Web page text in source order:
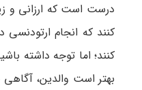
درست است که ارزانی و
کنند که انجام
کنند؛ اما توجه داشته
بهتر است والدین، آگاهی